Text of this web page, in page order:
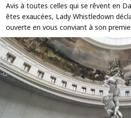
Avis à toutes celles qui se rêvent en
êtes exaucées, Lady Whistledown
ouverte en vous conviant à son